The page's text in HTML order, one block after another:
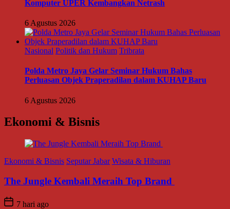
Komputer UPER Kembangkan Netrash
6 Agustus 2026
Nasional Politik dan Hukum Tribrata
Polda Metro Jaya Gelar Seminar Hukum Bahas
Perluasan Objek Praperadilan dalam KUHAP Baru
6 Agustus 2026
Ekonomi & Bisnis
Ekonomi & Bisnis Seputar Jabar Wisata & Hiburan
The Jungle Kembali Meraih Top Brand
7 hari ago